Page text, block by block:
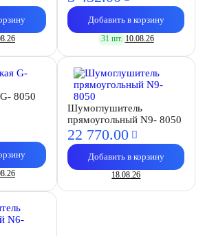
Добавить в корзину
31 шт. 10.08.26
8050
Шумоглушитель
прямоугольный N9- 8050
22 770.00
Добавить в корзину
18.08.26